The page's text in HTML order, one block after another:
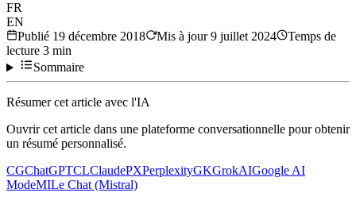
FR
EN
Publié 19 décembre 2018 Mis à jour 9 juillet 2024
Temps de
lecture 3 min
Sommaire
Résumer cet article avec l'IA
Ouvrir cet article dans une plateforme conversationnelle pour obtenir
un résumé personnalisé.
CGChatGPTCLClaudePXPerplexityGKGrokAIGoogle AI
ModeMILe Chat (Mistral)